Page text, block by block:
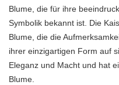
Blume, die für ihre
Symbolik bekannt ist. Die
Blume, die die
ihrer einzigartigen Form auf
Eleganz und Macht und hat
Blume.